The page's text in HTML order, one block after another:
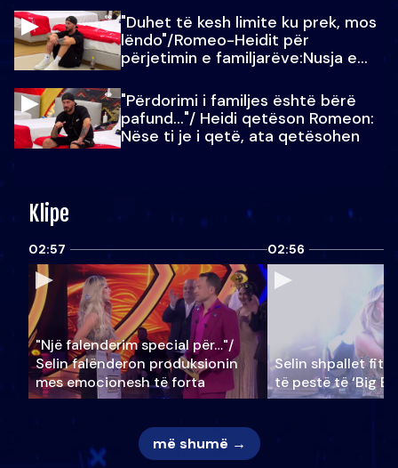
"Duhet të kesh limite ku prek, mos
lëndo"/Romeo-Heidit për
përjetimin e familjarëve:Nusja e
"Përdorimi i familjes është bërë
pafund…"/ Heidi qetëson Romeon:
Nëse ti je i qetë, ata qetësohen
Klipe
02:57
"Një falenderim special për…"/
Selin falënderon produksionin
mes emocionesh të forta
02:56
Selin shpallet
të pestë të ‘Big
më shumë →